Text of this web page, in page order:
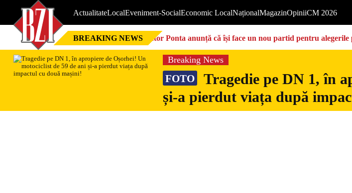
ActualitateLocalEveniment-SocialEconomic LocalNaționalMagazinOpiniiCM 2026
BREAKING NEWS Victor Ponta anunță că își face un nou partid pentru
Breaking News
FOTO
Tragedie pe DN 1, în
și-a pierdut viața după